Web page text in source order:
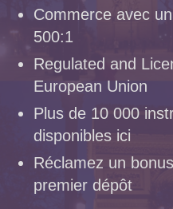
Commerce avec
500:1
Regulated and
European Union
Plus de 10 000
disponibles ici
Réclamez un
premier dépôt